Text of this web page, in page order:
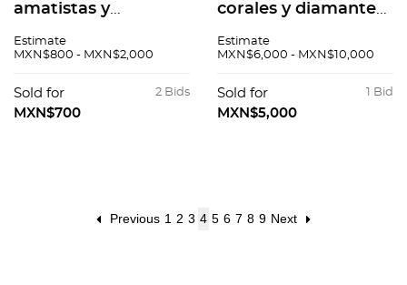
amatistas y
.925. Peso: 4.9 g.
Estimate
MXN$800 - MXN$2,000
2 Bids
Sold for
MXN$700
corales y diamantes
corales corte
Estimate
MXN$6,000 - MXN$10,000
1 Bid
Sold for
MXN$5,000
Previous 1 2 3 4 5 6 7 8 9 Next